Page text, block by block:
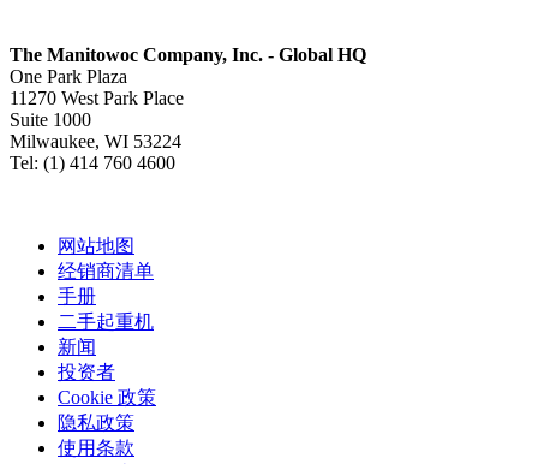
The Manitowoc Company, Inc. - Global HQ
One Park Plaza
11270 West Park Place
Suite 1000
Milwaukee, WI 53224
Tel: (1) 414 760 4600
网站地图
经销商清单
手册
二手起重机
新闻
投资者
Cookie 政策
隐私政策
使用条款